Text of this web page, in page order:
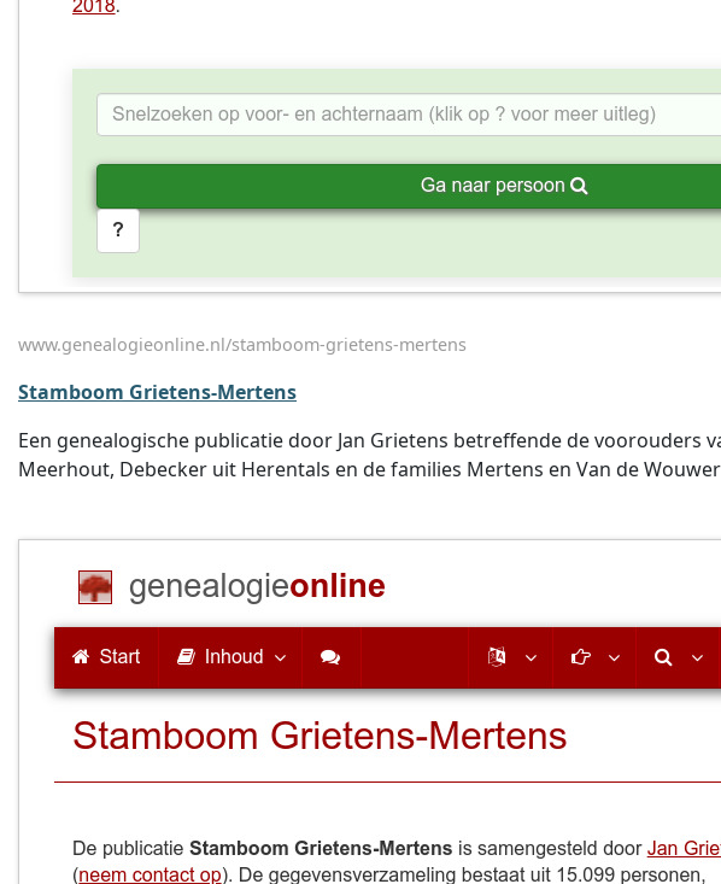
www.genealogieonline.nl/stamboom-grietens-mertens
Stamboom Grietens-Mertens
Een genealogische publicatie door Jan Grietens betreffende de
Meerhout, Debecker uit Herentals en de families Mertens en Van de